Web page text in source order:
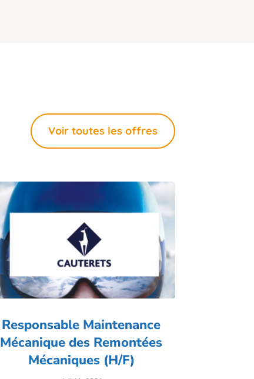
Voir toutes les offres
Responsable Maintenance
Mécanique des Remontées
Mécaniques (H/F)